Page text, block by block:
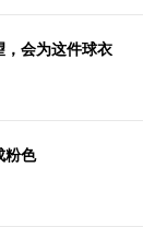
，会为这件球衣
粉色